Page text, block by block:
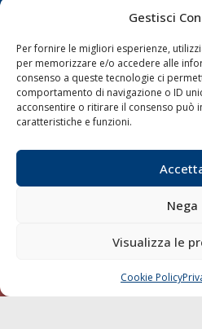
Gestisci
Per fornire le migliori esperienze,
per memorizzare e/o accedere alle
consenso a queste tecnologie ci
comportamento di navigazione o ID
acconsentire o ritirare il consenso può
caratteristiche e funzioni.
Nega
Visualizza le
Cookie Policy
Porti/
Varie
Compagnie di
Chi
Contatti
CHIAMA